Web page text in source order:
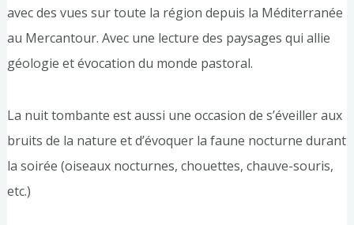
avec des vues sur toute la région depuis la Méditerranée
au Mercantour. Avec une lecture des paysages qui allie
géologie et évocation du monde pastoral.
La nuit tombante est aussi une occasion de s’éveiller aux
bruits de la nature et d’évoquer la faune nocturne durant
la soirée (oiseaux nocturnes, chouettes, chauve-souris,
etc.)